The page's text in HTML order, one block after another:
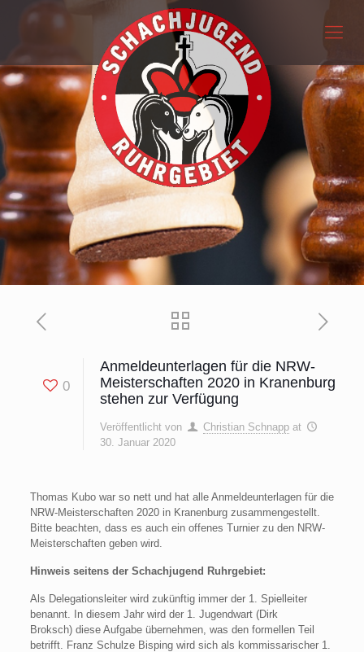
0
Anmeldeunterlagen für die NRW-
Meisterschaften 2020 in Kranenburg
stehen zur Verfügung
Veröffentlicht von Christian Schnapp at
30. Januar 2020
Thomas Kubo war so nett und hat alle Anmeldeunterlagen für die
NRW-Meisterschaften 2020 in Kranenburg zusammengestellt.
Bitte beachten, dass es auch ein offenes Turnier zu den NRW-
Meisterschaften geben wird.
Hinweis seitens der Schachjugend Ruhrgebiet:
Als Delegationsleiter wird zukünftig immer der 1. Spielleiter
benannt. In diesem Jahr wird der 1. Jugendwart (Dirk
Broksch) diese Aufgabe übernehmen, was den formellen Teil
betrifft. Franz Schulze Bisping wird sich als kommissarischer 1.